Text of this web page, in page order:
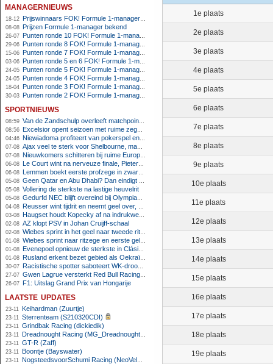
managernieuws
18-12 Prijswinnaars FOK! Formule 1-manager 2012
08-08 Prijzen Formule 1-manager bekend
26-07 Punten ronde 10 FOK! Formule 1-manager 2012
29-06 Punten ronde 8 FOK! Formule 1-manager 2012
15-06 Punten ronde 7 FOK! Formule 1-manager 2012
03-06 Punten ronde 5 en 6 FOK! Formule 1-manager 2012
24-05 Punten ronde 5 FOK! Formule 1-manager 2012
24-05 Punten ronde 4 FOK! Formule 1-manager 2012
18-04 Punten ronde 3 FOK! Formule 1-manager 2012
30-03 Punten ronde 2 FOK! Formule 1-manager 2012
sportnieuws
08:59 Van de Zandschulp overleeft matchpoints, ook Griekspoor verder in Montreal
08:56 Excelsior opent seizoen met ruime zege op promovendus Cambuur
04:46 Niewiadoma profiteert van pokerspel en grijpt geel op Ventoux
07-08 Ajax veel te sterk voor Shelbourne, maar houdt schade beperkt
07-08 Nieuwkomers schitteren bij ruime Europese zege FC Twente
06-08 Le Court wint na nerveuze finale, Pieterse derde
06-08 Lemmen boekt eerste profzege in zware Ronde van Polen-rit
05-08 Geen Qatar en Abu Dhabi? Dan eindigt Formule 1-seizoen mogelijk in Europa
05-08 Vollering de sterkste na lastige heuvelrit
05-08 Gedurfd NEC blijft overeind bij Olympiakos
04-08 Reusser wint tijdrit en neemt geel over, Nooijen knap tweede
03-08 Haugset houdt Kopecky af na indrukwekkende solo van 86 kilometer
02-08 AZ klopt PSV in Johan Cruijff-schaal
02-08 Wiebes sprint in het geel naar tweede ritzege
01-08 Wiebes sprint naar ritzege en eerste gele trui in Tour Femmes
01-08 Evenepoel opnieuw de sterkste in Clásica San Sebastián
01-08 Rusland erkent bezet gebied als Oekraïens voor opheffing IOC-schorsing
30-07 Racistische spotter saboteert WK-droom van powerliftster
27-07 Gwen Lagrue versterkt Red Bull Racing vanaf 2027
26-07 F1: Uitslag Grand Prix van Hongarije
laatste updates
23-11 Keihardman (Zuurtje)
23-11 Sterrenteam (S210320CDI)
23-11 Grindbak Racing (dickiedik)
23-11 Dreadnought Racing (MG_Dreadnought)
23-11 GT-R (Zaff)
23-11 Boontje (Bayswater)
23-11 NogsteedsvoorSchumi Racing (NeoVeloci)
1e plaats
2e plaats
3e plaats
4e plaats
5e plaats
6e plaats
7e plaats
8e plaats
9e plaats
10e plaats
11e plaats
12e plaats
13e plaats
14e plaats
15e plaats
16e plaats
17e plaats
18e plaats
19e plaats